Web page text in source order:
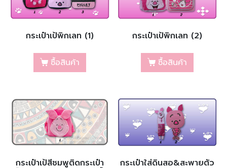
กระเป๋าเป้พิกเลท (1)
ซื้อสินค้า
กระเป๋าเป้พิกเลท (2)
ซื้อสินค้า
กระเป๋าเป้สีชมพูติดกระเป๋า กระเป๋าใส่ดินสอ&สะพายตัว